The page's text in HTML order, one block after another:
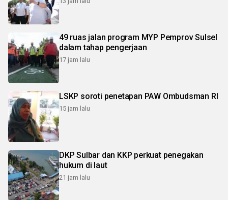
49 ruas jalan program MYP Pemprov Sulsel
dalam tahap pengerjaan
17 jam lalu
LSKP soroti penetapan PAW Ombudsman RI
15 jam lalu
DKP Sulbar dan KKP perkuat penegakan
hukum di laut
21 jam lalu